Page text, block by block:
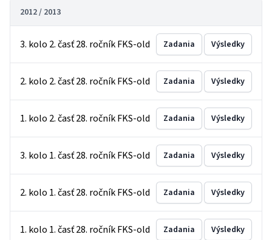
2012 / 2013
3. kolo 2. časť 28. ročník FKS-old Zadania Výsledky
2. kolo 2. časť 28. ročník FKS-old Zadania Výsledky
1. kolo 2. časť 28. ročník FKS-old Zadania Výsledky
3. kolo 1. časť 28. ročník FKS-old Zadania Výsledky
2. kolo 1. časť 28. ročník FKS-old Zadania Výsledky
1. kolo 1. časť 28. ročník FKS-old Zadania Výsledky